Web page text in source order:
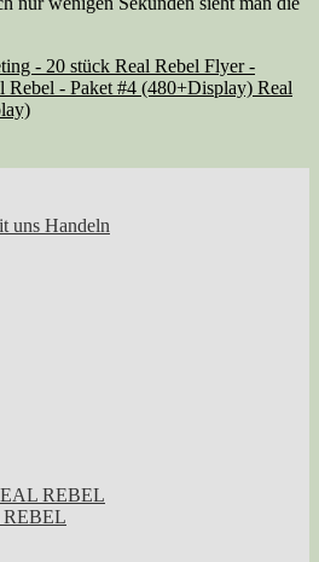
Real Rebel Flyer -
Real
uns Handeln
REBEL
REBEL